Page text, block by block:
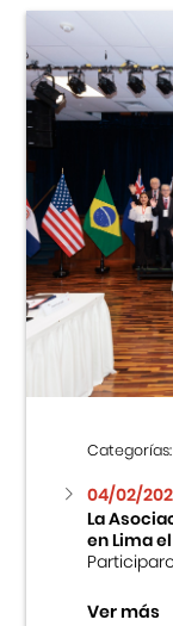
Categorías:
04/02/
La
en Lima
Ver más